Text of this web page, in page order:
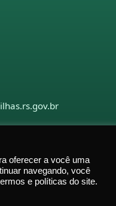
498 – Centro –
oferecer a você uma
navegando, você
e políticas do site.